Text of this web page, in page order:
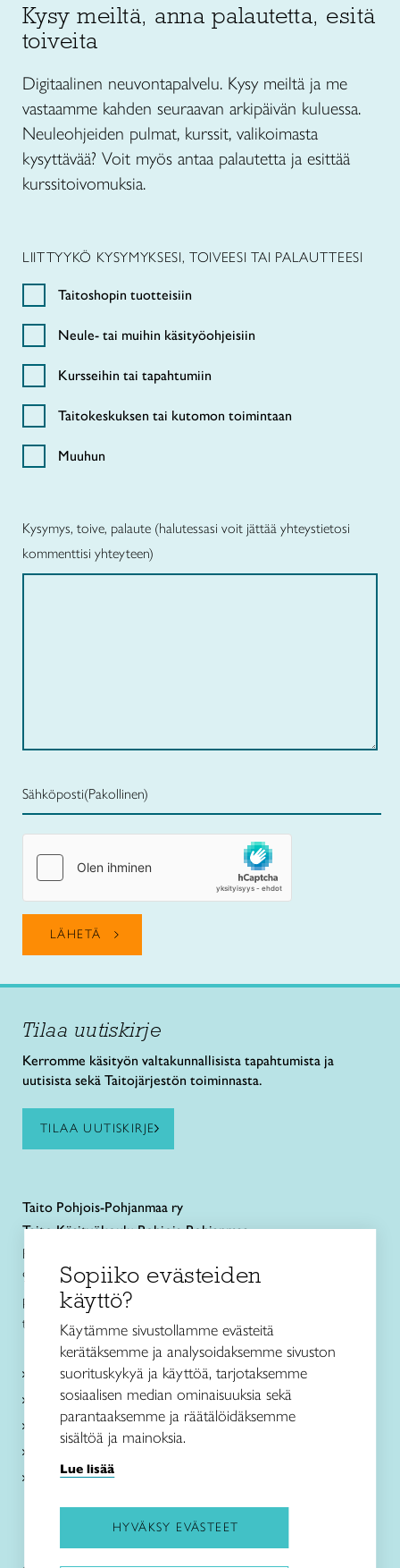
Kysy meiltä, anna palautetta, esitä
toiveita
Digitaalinen neuvontapalvelu. Kysy meiltä ja me
vastaamme kahden seuraavan arkipäivän kuluessa.
Neuleohjeiden pulmat, kurssit, valikoimasta
kysyttävää? Voit myös antaa palautetta ja esittää
kurssitoivomuksia.
LIITTYYKÖ KYSYMYKSESI, TOIVEESI TAI PALAUTTEESI
Taitoshopin tuotteisiin
Neule- tai muihin käsityöohjeisiin
Kursseihin tai tapahtumiin
Taitokeskuksen tai kutomon toimintaan
Muuhun
Kysymys, toive, palaute (halutessasi voit jättää yhteystietosi
kommenttisi yhteyteen)
Sähköposti(Pakollinen)
Tilaa uutiskirje
Kerromme käsityön valtakunnallisista tapahtumista ja
uutisista sekä Taitojärjestön toiminnasta.
TILAA UUTISKIRJE
Taito Pohjois-Pohjanmaa ry
Taito Käsityökoulu Pohjois-Pohjanmaa
Rautatienkatu 11 B
90100 Oulu
puh. 040 352 2082
toimisto@taitopohjoispohjanmaa.fi
Tietoa meistä
Palvelut
Ajankohtaista
Taito Shop Oulu
Yhteystiedot
Sopiiko evästeiden
käyttö?
Käytämme sivustollamme evästeitä
kerätäksemme ja analysoidaksemme sivuston
suorituskykyä ja käyttöä, tarjotaksemme
sosiaalisen median ominaisuuksia sekä
parantaaksemme ja räätälöidäksemme
sisältöä ja mainoksia.
Lue lisää
HYVÄKSY EVÄSTEET